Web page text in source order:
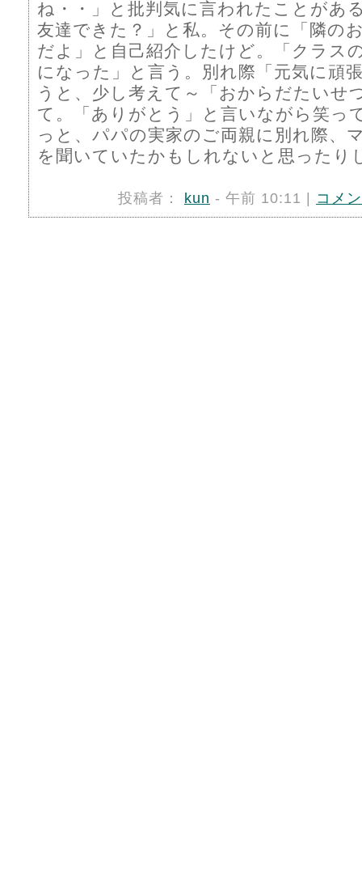
ね・・」と批判気に言われたことがあ
友達できた？」と私。その前に「隣の
だよ」と自己紹介したけど。「クラス
になった」と言う。別れ際「元気に頑
うと、少し考えて～「おからだたいせ
て。「ありがとう」と言いながら笑っ
っと、パパの実家のご両親に別れ際、
を聞いていたかもしれないと思ったり
投稿者： kun - 午前 10:11 | コメ